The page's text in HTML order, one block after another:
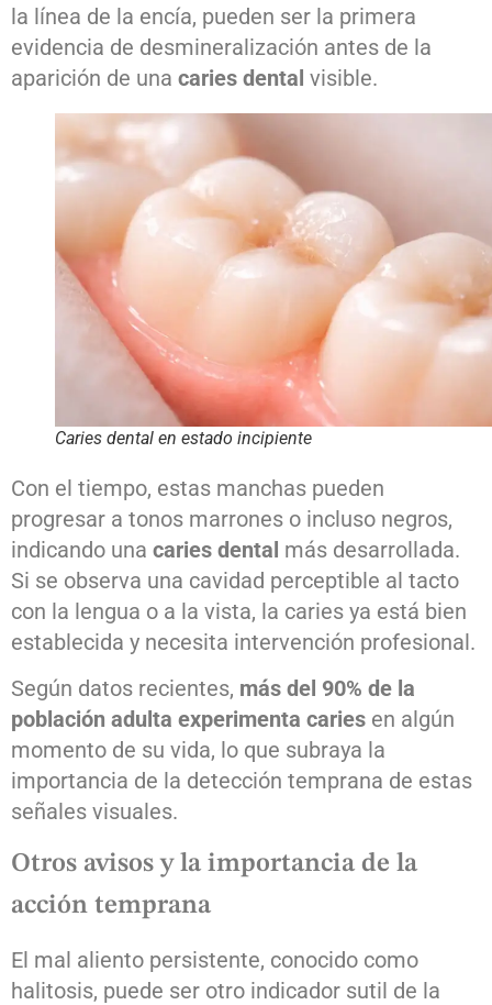
la línea de la encía, pueden ser la primera
evidencia de desmineralización antes de la
aparición de una caries dental visible.
Caries dental en estado incipiente
Con el tiempo, estas manchas pueden
progresar a tonos marrones o incluso negros,
indicando una caries dental más desarrollada.
Si se observa una cavidad perceptible al tacto
con la lengua o a la vista, la caries ya está bien
establecida y necesita intervención profesional.
Según datos recientes, más del 90% de la
población adulta experimenta caries en algún
momento de su vida, lo que subraya la
importancia de la detección temprana de estas
señales visuales.
Otros avisos y la importancia de la
acción temprana
El mal aliento persistente, conocido como
halitosis, puede ser otro indicador sutil de la